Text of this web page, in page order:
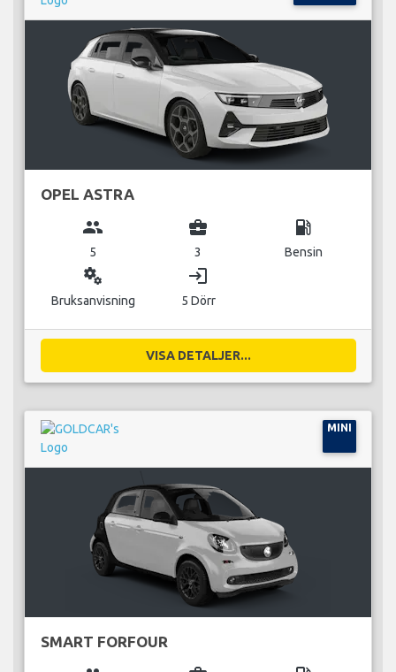
OPEL ASTRA
group
5
business_center
3
local_gas_station
Bensin
miscellaneous_services
Bruksanvisning
login
5 Dörr
VISA DETALJER...
MINI
SMART FORFOUR